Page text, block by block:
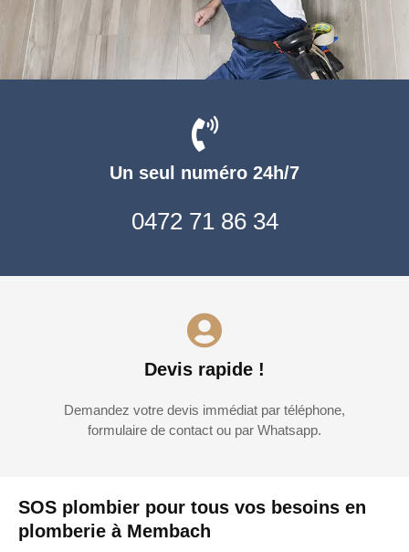
SOS plombier pour tous vos besoins en
plomberie à Membach
Un seul numéro 24h/7
0472 71 86 34
Devis rapide !
Demandez votre devis immédiat par téléphone,
formulaire de contact ou par Whatsapp.